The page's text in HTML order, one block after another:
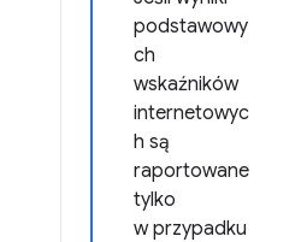
podstawowy
ch
wskaźników
internetowyc
h są
raportowane
tylko
w przypadku